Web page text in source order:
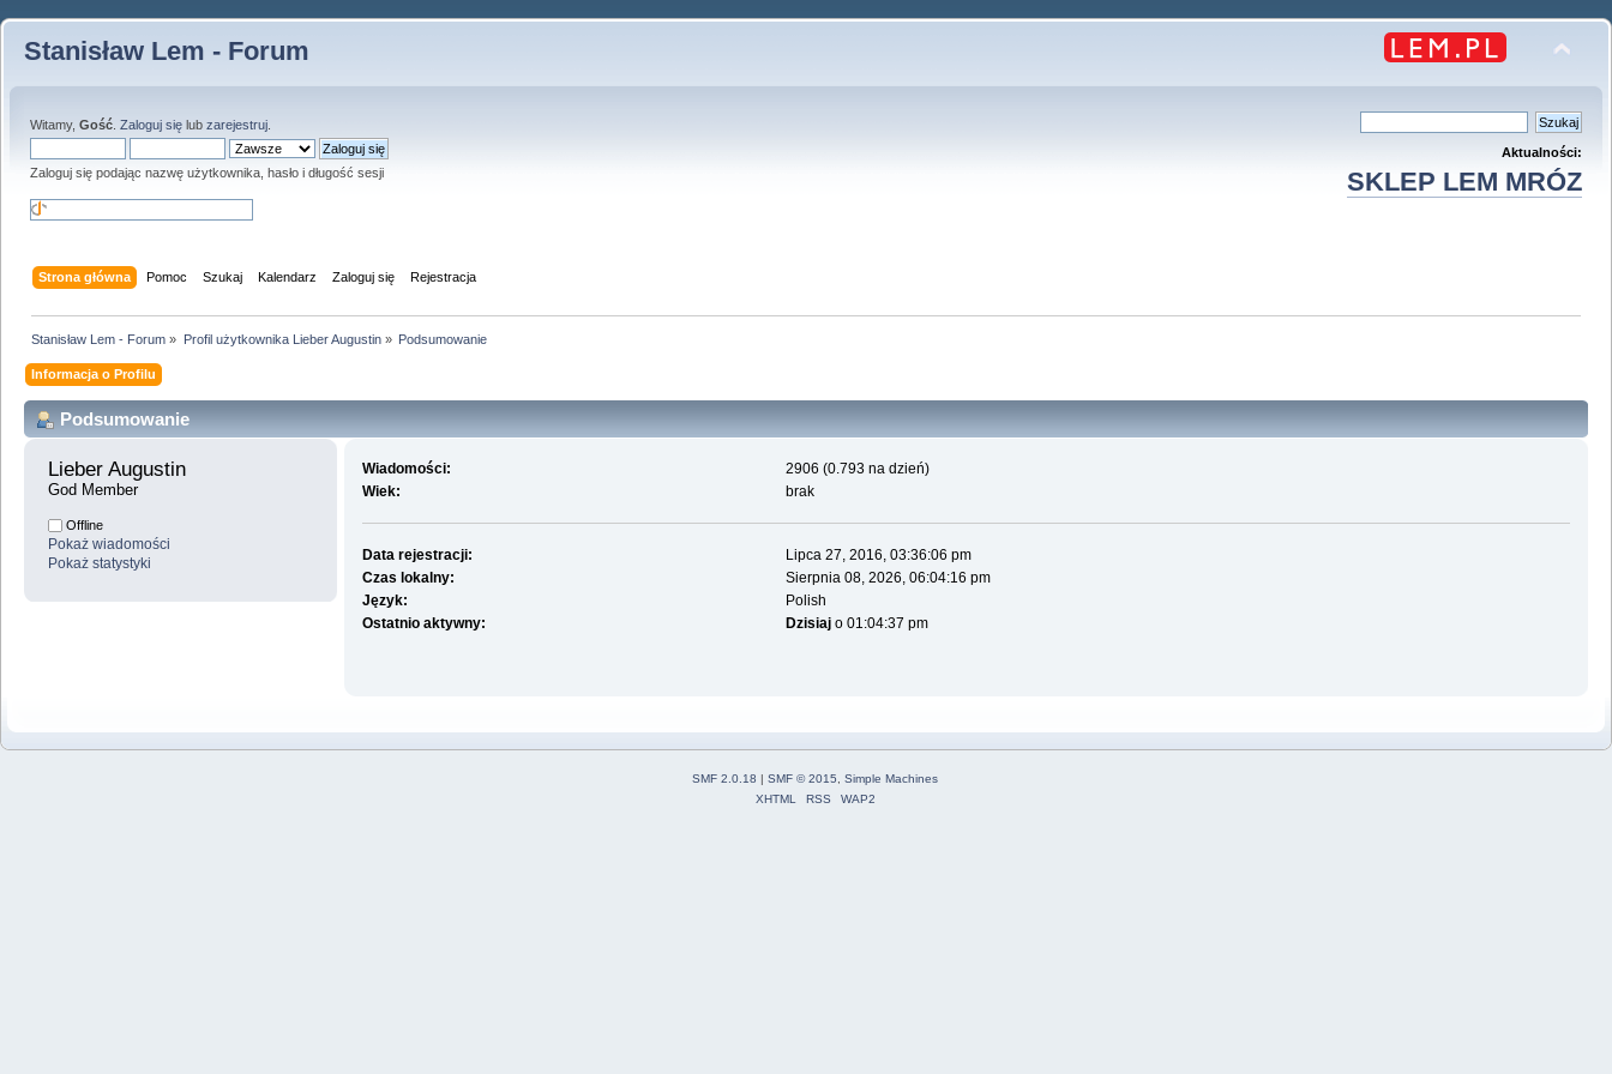
Stanisław Lem - Forum
Witamy, Gość Zaloguj się lub zarejestruj
Zaloguj się podając nazwę użytkownika, hasło i długość sesji
Aktualności:
SKLEP LEM MRÓZ
Strona główna Pomoc Szukaj Kalendarz Zaloguj się Rejestracja
Stanisław Lem - Forum » Profil użytkownika Lieber Augustin» Podsumowanie
Informacja o Profilu
Podsumowanie
Lieber Augustin
God Member
Offline
Pokaż wiadomości
Pokaż statystyki
Wiadomości:
2906 (0.793 na dzień)
Wiek:
brak
Data rejestracji:
Lipca 27, 2016, 03:36:06 pm
Czas lokalny:
Sierpnia 08, 2026, 06:04:16 pm
Język:
Polish
Ostatnio aktywny:
Dzisiajo 01:04:37 pm
SMF 2.0.18 | SMF © 2015, Simple Machines
XHTML
RSS WAP2